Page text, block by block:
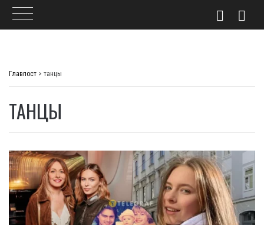
Главпост > танцы
ТАНЦЫ